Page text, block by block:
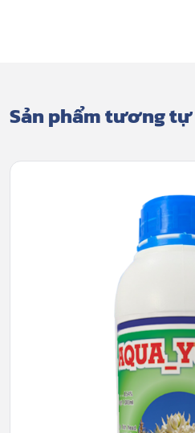
Sản phẩm tương tự